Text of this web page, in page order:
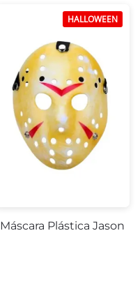
HALLOWEEN
Máscara Plástica Jason